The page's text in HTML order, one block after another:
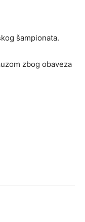
šampionata.
zbog obaveza